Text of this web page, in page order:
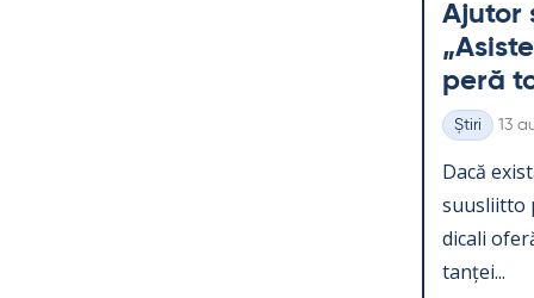
Aju­tor
peră
Categorii
Știri 13
Dacă
suus­liitto
dicali
tanței...